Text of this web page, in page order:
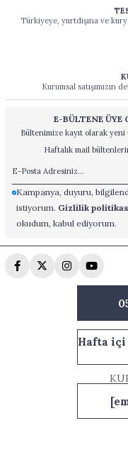
Türkiyeye, yurtdışına ve
Kurumsal satışımızın
E-BÜLTENE ÜYE
Bültenimize kayıt olarak
Haftalık mail
Kampanya, duyuru,
istiyorum. Gizlilik
okudum, kabul ediyorum.
Hafta içi